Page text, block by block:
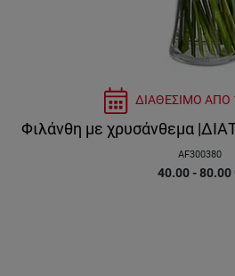
ΔΙΑΘΕΣΙΜΟ ΑΠΟ
Φιλάνθη με χρυσάνθεμα
AF300380
40.00 - 80.00